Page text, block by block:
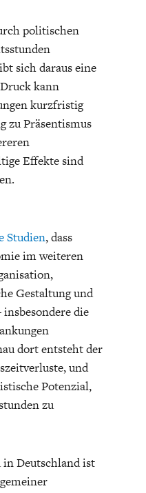
politischen
sich daraus eine
kann
kurzfristig
zu Präsentismus
Effekte sind
Studien, dass
im weiteren
Gestaltung und
die
dort entsteht der
und
Potenzial,
zu
Deutschland ist